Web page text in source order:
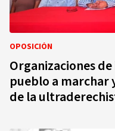
OPOSICIÓN
Organizaciones
pueblo a marchar
de la